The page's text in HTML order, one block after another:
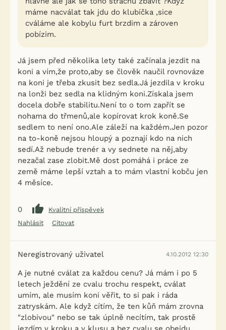
máme nacválat tak jdu do klubíčka ,sice
cváláme ale kobylu furt brzdim a zároven
pobízim.
Já jsem před několika lety také začínala jezdit na
koni a vím,že proto,aby se člověk naučil rovnováze
na koni je třeba zkusit bez sedla.Já jezdila v kroku
na lonži bez sedla na klidným koni.Získala jsem
docela dobře stabilitu.Není to o tom zapřít se
nohama do třmenů,ale kopírovat krok koně.Se
sedlem to není ono.Ale záleží na každém.Jen pozor
na to-koně nejsou hloupý a poznají kdo na nich
sedí.Až nebude trenér a vy sednete na něj,aby
nezačal zase zlobit.Mě dost pomáhá i práce ze
země máme lepší vztah a to mám vlastní kobču jen
4 měsíce.
0
Kvalitní příspěvek
Nahlásit
Citovat
Neregistrovaný uživatel 4.10.2012 12:30
A je nutné cválat za každou cenu? Já mám i po 5
letech ježdění ze cvalu trochu respekt, cválat
umím, ale musím koni věřit, to si pak i ráda
zatryskám. Ale když cítím, že ten kůň mám zrovna
"zlobivou" nebo se tak úplně necítím, tak prostě